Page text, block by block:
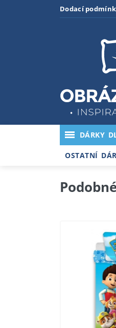
Dodací
DÁRKY
OSTATNÍ